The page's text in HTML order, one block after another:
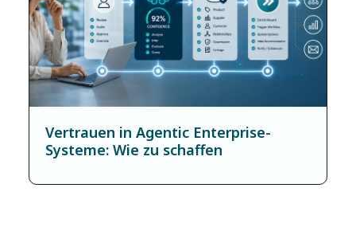
Vertrauen in Agentic Enterprise-
Systeme: Wie zu schaffen